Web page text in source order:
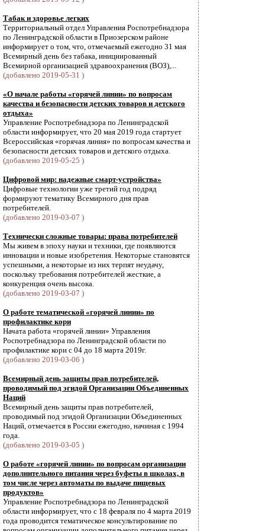
Табак и здоровье легких
Территориальный отдел Управления Роспотребнадзора
по Ленинградской области в Приозерском районе
информирует о том, что, отмечаемый ежегодно 31 мая
Всемирный день без табака, инициированный
Всемирной организацией здравоохранения (ВОЗ),...
(добавлено 2019-05-31 )
«О начале работы «горячей линии» по вопросам
качества и безопасности детских товаров и детского
отдыха»
Управление Роспотребнадзора по Ленинградской
области информирует, что 20 мая 2019 года стартует
Всероссийская «горячая линия» по вопросам качества и
безопасности детских товаров и детского отдыха.
(добавлено 2019-05-25 )
Цифровой мир: надежные смарт-устройства»
Цифровые технологии уже третий год подряд
формируют тематику Всемирного дня прав
потребителей.
(добавлено 2019-03-07 )
Технически сложные товары: права потребителей
Мы живем в эпоху науки и техники, где появляются
инновации и новые изобретения. Некоторые становятся
успешными, а некоторые из них терпят неудачу,
поскольку требования потребителей жесткие, а
конкуренция очень высока.
(добавлено 2019-03-07 )
О работе тематической «горячей линии» по
профилактике кори
Начата работа «горячей линии» Управления
Роспотребнадзора по Ленинградской области по
профилактике кори с 04 до 18 марта 2019г.
(добавлено 2019-03-06 )
Всемирный день защиты прав потребителей,
проводимый под эгидой Организации Объединенных
Наций
Всемирный день защиты прав потребителей,
проводимый под эгидой Организации Объединенных
Наций, отмечается в России ежегодно, начиная с 1994
года.
(добавлено 2019-03-05 )
О работе «горячей линии» по вопросам организации
дополнительного питания через буфеты в школах, в
том числе через автоматы по выдаче пищевых
продуктов»
Управление Роспотребнадзора по Ленинградской
области информирует, что с 18 февраля по 4 марта 2019
года проводится тематическое консультирование по